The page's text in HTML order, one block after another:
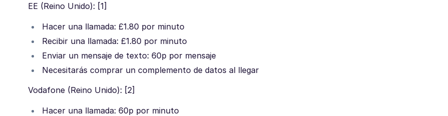
EE (Reino Unido): [1]
Hacer una llamada: £1.80 por minuto
Recibir una llamada: £1.80 por minuto
Enviar un mensaje de texto: 60p por mensaje
Necesitarás comprar un complemento de datos al llegar
Vodafone (Reino Unido): [2]
Hacer una llamada: 60p por minuto